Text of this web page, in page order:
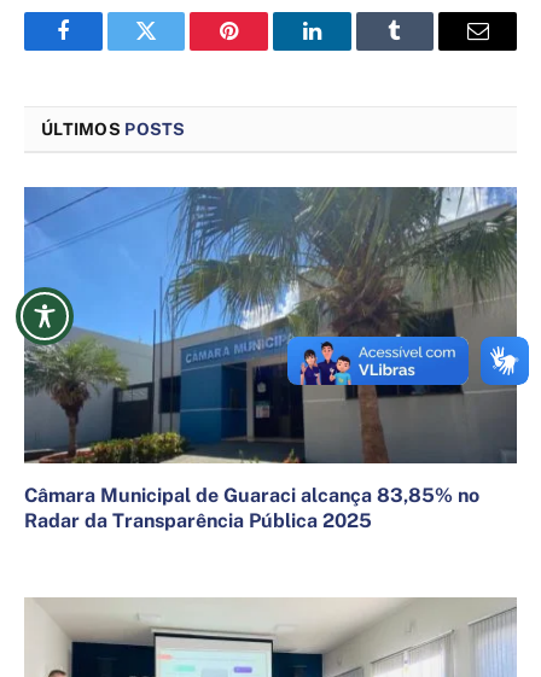
FacebookTwitter Pinterest LinkedInTumblr Email
ÚLTIMOS POSTS
Câmara Municipal de Guaraci alcança 83,85% no
Radar da Transparência Pública 2025